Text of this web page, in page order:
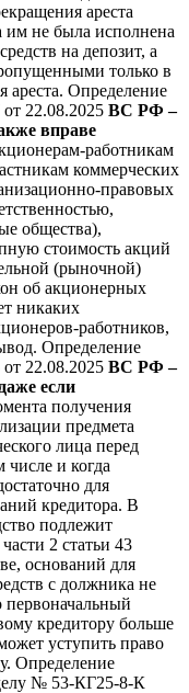
ареста
им не была исполнена
на депозит, а
только в
ареста. Определение
22.08.2025 ВС РФ –
вправе
работникам
коммерческих
правовых
общества),
стоимость акций
(рыночной)
об акционерных
никаких
работников,
Определение
22.08.2025 ВС РФ –
если
получения
предмета
лица перед
числе и когда
для
кредитора. В
подлежит
2 статьи 43
оснований для
с должника не
первоначальный
кредитору больше
уступить право
Определение
№ 53-КГ25-8-К